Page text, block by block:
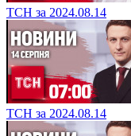
ТСН за 2024.08.14
ТСН за 2024.08.14